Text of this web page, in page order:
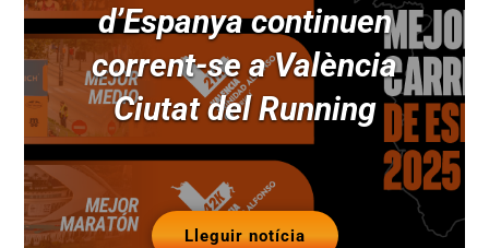
d’Espanya continuen
corrent-se a València
Ciutat del Running
Lleguir notícia